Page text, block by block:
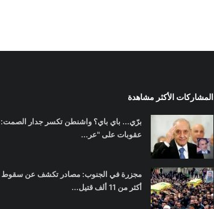
المشاركات الأكثر مشاهدة
برّي... باي باي؟ واشنطن تكسر جدار الصمت:
عقوبات على "عر...
مجزرة في الجنوب: مصادر تكشف عن سقوط
أكثر من 11 ألف قتيل...